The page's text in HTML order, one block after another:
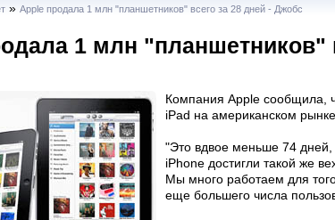
» Apple продала 1 млн "планшетников" всего за 28 дней - Джобс
1 млн "планшетников"
Компания Apple сообщила,
iPad на американском рынке
"Это вдвое меньше 74 дней,
iPhone достигли такой же
Мы много работаем для
еще большего числа